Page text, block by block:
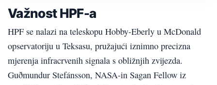
Važnost HPF-a
HPF se nalazi na teleskopu Hobby-Eberly u McDonald
opservatoriju u Teksasu, pružajući iznimno precizna
mjerenja infracrvenih signala s obližnjih zvijezda.
Guðmundur Stefánsson, NASA-in Sagan Fellow iz